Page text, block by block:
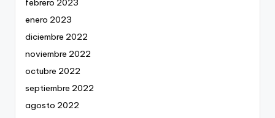
febrero 2023
enero 2023
diciembre 2022
noviembre 2022
octubre 2022
septiembre 2022
agosto 2022